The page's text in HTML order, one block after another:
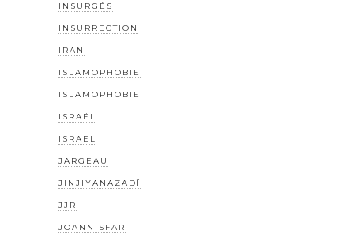
INSURGÉS
INSURRECTION
IRAN
ISLAMOPHOBIE
ISLAMOPHOBIE
ISRAËL
ISRAEL
JARGEAU
JINJIYANAZADÎ
JJR
JOANN SFAR